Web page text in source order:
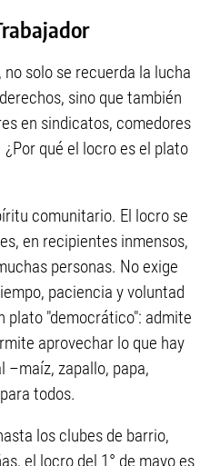
no solo se recuerda la lucha
sino que también
en sindicatos, comedores
qué el locro es el plato
comunitario. El locro se
en recipientes inmensos,
personas. No exige
paciencia y voluntad
plato "democrático": admite
aprovechar lo que hay
–maíz, zapallo, papa,
todos.
los clubes de barrio,
el locro del 1° de mayo es